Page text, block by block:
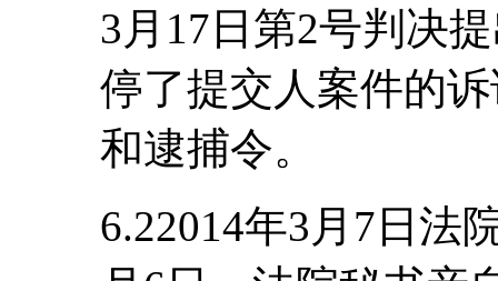
3月17日第2号判决
停了提交人案件的
和逮捕令。
6.22014年3月7日法